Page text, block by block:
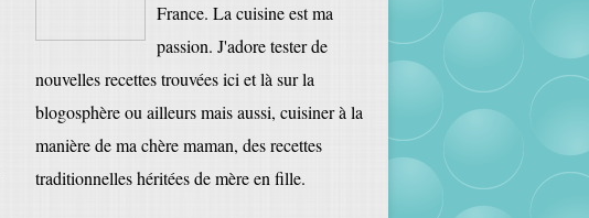
France. La cuisine est ma
passion. J'adore tester de
nouvelles recettes trouvées ici et là sur la
blogosphère ou ailleurs mais aussi, cuisiner à la
manière de ma chère maman, des recettes
traditionnelles héritées de mère en fille.